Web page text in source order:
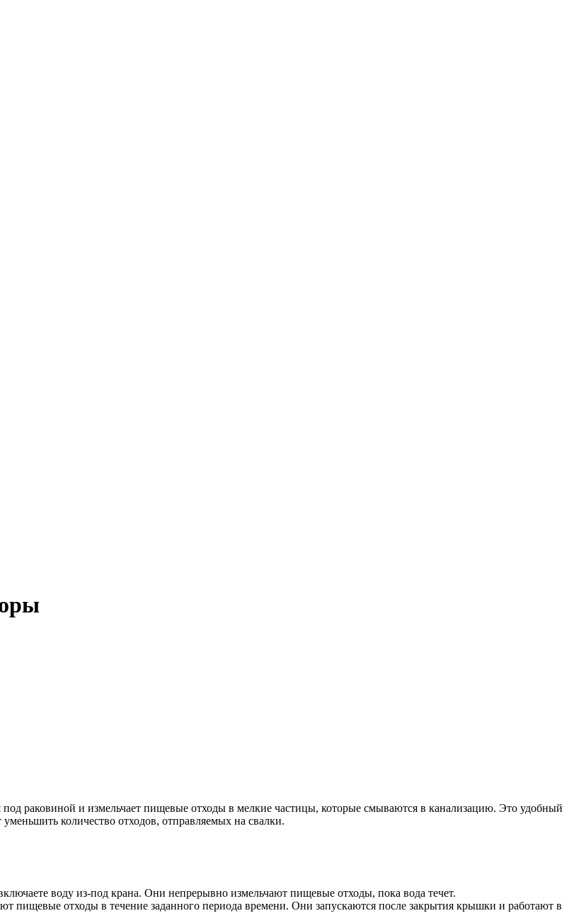
раковиной и измельчает пищевые отходы в мелкие частицы, которые смываются в канализацию. Это удобный
количество отходов, отправляемых на свалки.
воду из-под крана. Они непрерывно измельчают пищевые отходы, пока вода течет.
пищевые отходы в течение заданного периода времени. Они запускаются после закрытия крышки и работают в